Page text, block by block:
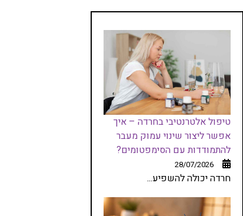
טיפול אלטרנטיבי בחרדה – איך
אפשר ליצור שינוי עמוק מעבר
להתמודדות עם הסימפטומים?
28/07/2026
חרדה יכולה להשפיע...